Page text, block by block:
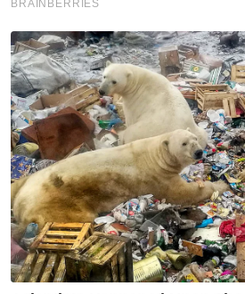
Hilang
Bunuh
Mati
Artikel